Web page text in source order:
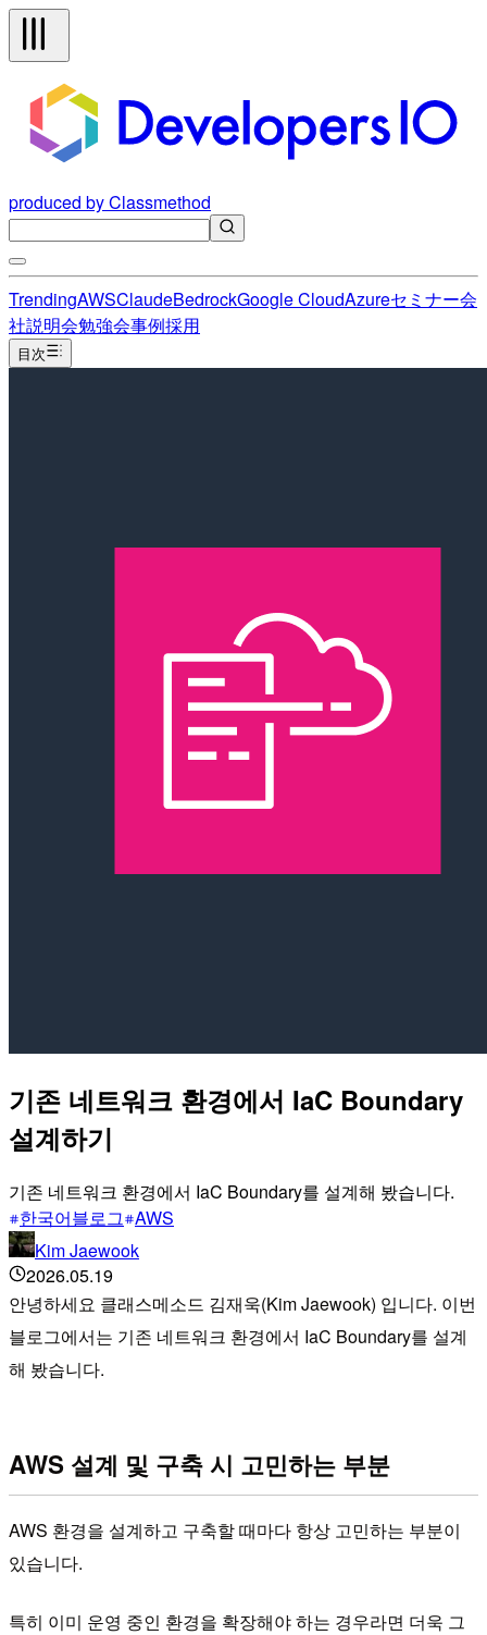
produced by Classmethod
TrendingAWSClaudeBedrockGoogle CloudAzureセミナー会
社説明会勉強会事例採用
目次
기존 네트워크 환경에서 IaC Boundary
설계하기
기존 네트워크 환경에서 IaC Boundary를 설계해 봤습니다.
한국어블로그 AWS
Kim Jaewook
2026.05.19
안녕하세요 클래스메소드 김재욱(Kim Jaewook) 입니다. 이번
블로그에서는 기존 네트워크 환경에서 IaC Boundary를 설계
해 봤습니다.
AWS 설계 및 구축 시 고민하는 부분
AWS 환경을 설계하고 구축할 때마다 항상 고민하는 부분이
있습니다.
특히 이미 운영 중인 환경을 확장해야 하는 경우라면 더욱 그